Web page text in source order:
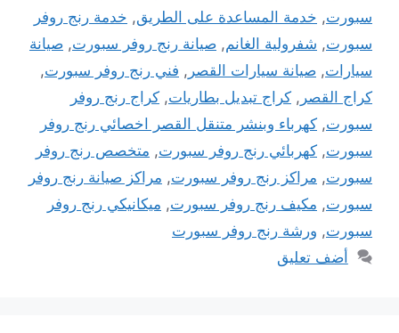
سبورت, خدمة المساعدة على الطريق, خدمة رنج روفر
سبورت, شفرولية الغانم, صيانة رنج روفر سبورت, صيانة
سيارات, صيانة سيارات القصر , فني رنج روفر سبورت,
كراج القصر , كراج تبديل بطاريات, كراج رنج روفر
سبورت, كهرباء وبنشر متنقل القصر اخصائي رنج روفر
سبورت, كهربائي رنج روفر سبورت, متخصص رنج روفر
سبورت, مراكز رنج روفر سبورت, مراكز صيانة رنج روفر
سبورت, مكيف رنج روفر سبورت, ميكانيكي رنج روفر
سبورت, ورشة رنج روفر سبورت
أضف تعليق